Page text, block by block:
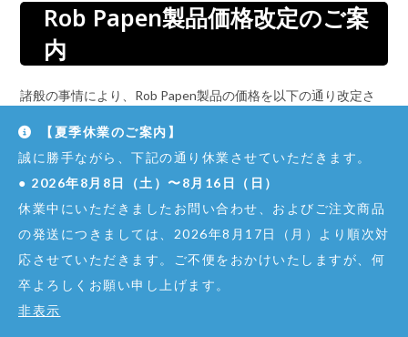
Rob Papen製品価格改定のご案
内
諸般の事情により、Rob Papen製品の価格を以下の通り改定さ
対象製品：Rob Papenブランド全製品
改定日：2024年1月10日（水）
改定価格：下記一覧の通り
※ JANコードに変更はございません。
製品名
旧価格（税
【夏季休業のご案内】
誠に勝手ながら、下記の通り休業させていただきます。
● 2026年8月8日（土）〜8月16日（日）
休業中にいただきましたお問い合わせ、およびご注文商品
の発送につきましては、2026年8月17日（月）より順次対
応させていただきます。ご不便をおかけいたしますが、何
卒よろしくお願い申し上げます。
非表示